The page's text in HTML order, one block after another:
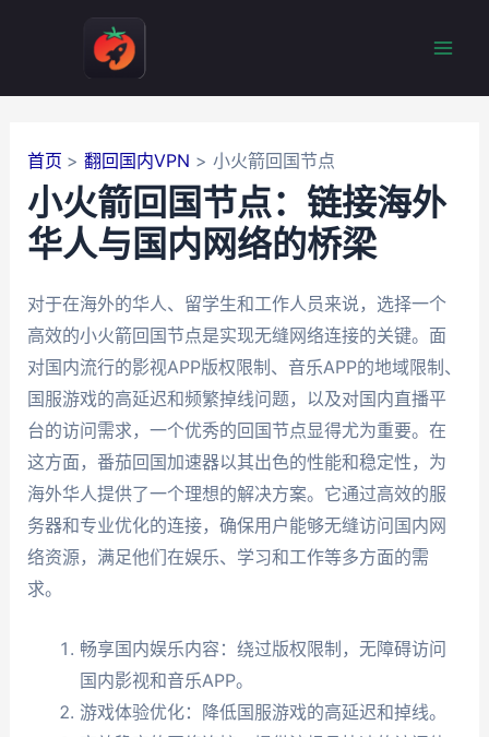
首页 翻回国内VPN 小火箭回国节点
小火箭回国节点：链接海外
华人与国内网络的桥梁
对于在海外的华人、留学生和工作人员来说，选择一个
高效的小火箭回国节点是实现无缝网络连接的关键。面
对国内流行的影视APP版权限制、音乐APP的地域限制、
国服游戏的高延迟和频繁掉线问题，以及对国内直播平
台的访问需求，一个优秀的回国节点显得尤为重要。在
这方面，番茄回国加速器以其出色的性能和稳定性，为
海外华人提供了一个理想的解决方案。它通过高效的服
务器和专业优化的连接，确保用户能够无缝访问国内网
络资源，满足他们在娱乐、学习和工作等多方面的需
求。
畅享国内娱乐内容：绕过版权限制，无障碍访问
国内影视和音乐APP。
游戏体验优化：降低国服游戏的高延迟和掉线。